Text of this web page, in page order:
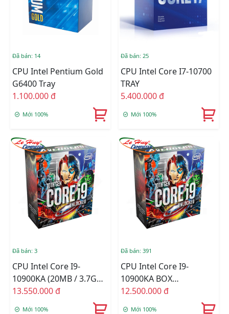
Đã bán: 14
CPU Intel Pentium Gold
G6400 Tray
1.100.000 đ
Mới 100%
Đã bán: 25
CPU Intel Core I7-10700
TRAY
5.400.000 đ
Mới 100%
Đã bán: 3
CPU Intel Core I9-
10900KA (20MB / 3.7GHz
/ 10 Nhân 20 Luồng /
LGA 1200) Chính Hãng
13.550.000 đ
Mới 100%
Đã bán: 391
CPU Intel Core I9-
10900KA BOX
C.TY(CHECK ONLINE)
12.500.000 đ
Mới 100%